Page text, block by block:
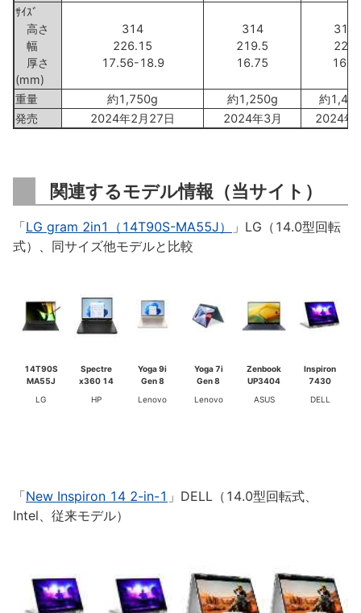
ｻｲｽﾞ
高さ
幅
厚さ
(mm)
314
226.15
17.56-18.9
314
219.5
16.75
313
220
16.9
重量 約1,750g 約1,250g
約
発売
2024年2月27日 2024年3月 2024年
関連するモデル情報（当サイト）
「LG gram 2in1（14T90S-MA55J）
」LG（14.0型回転
式）、同サイズ他モデルと比較
14T90S
MA55J
LG
Spectre
x360 14
HP
Yoga 9i
Gen 8
Lenovo
Yoga 7i
Gen 8
Lenovo
Zenbook
UP3404
ASUS
Inspiron
7430
DELL
「New Inspiron 14 2-in-1 」DELL（14.0型回転式、
Intel、従来モデル）